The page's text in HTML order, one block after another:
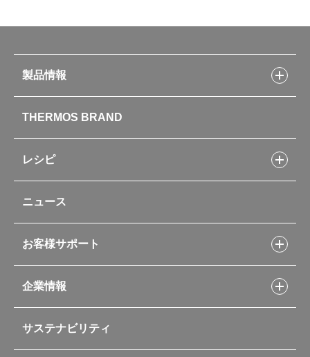
製品情報
水筒
お弁当
キッチン用品
ポット・アイスペール
コーヒーメーカー
ソフトクーラー・バッグ
自転車専用ボトル
アパレル小物
THERMOS BRAND
レシピ
フライパンレシピ
シャトルシェフレシピ
スープジャーレシピ
イージースモーカーレシピ
レシピ本のご紹介
ニュース
お客様サポート
交換用部品の購入方法
部品の種類や販売状況を調べる
よくあるご質問・お問い合わせ
企業情報
企業理念
会社概要
サステナビリティ